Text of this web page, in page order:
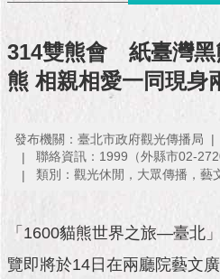
民
服
務
府
團
隊
市
公
314雙熊會 紙臺灣黑
熊 相親相愛一同現身
發布機關：臺北市政府觀光傳播局
聯絡資訊：1999（外縣市02-
類別：觀光休閒，大眾傳播，藝
「1600貓熊世界之旅—臺北
覽即將於14日在兩廳院藝文